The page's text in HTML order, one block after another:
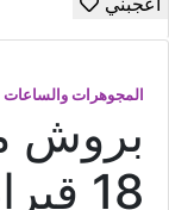
المجوهرات والساعات
بروش
18 قيراط